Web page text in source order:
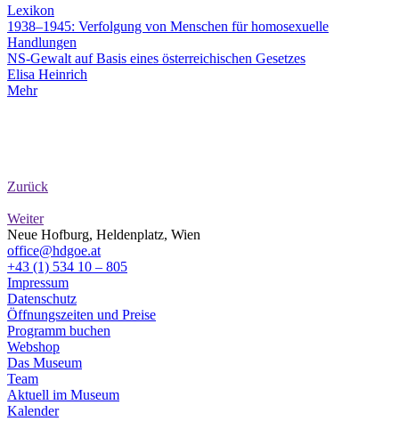
Lexikon
1938–1945: Verfolgung von Menschen für homosexuelle
Handlungen
NS-Gewalt auf Basis eines österreichischen Gesetzes
Elisa Heinrich
Mehr
Zurück
Weiter
Neue Hofburg, Heldenplatz, Wien
office@hdgoe.at
+43 (1) 534 10 – 805
Impressum
Datenschutz
Öffnungszeiten und Preise
Programm buchen
Webshop
Das Museum
Team
Aktuell im Museum
Kalender